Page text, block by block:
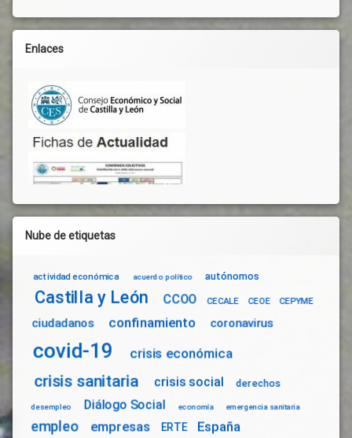
Enlaces
Nube de etiquetas
actividad económica acuerdo político autónomos
Castilla y León CCOO CECALE CEOE CEPYME
ciudadanos confinamiento coronavirus
covid-19 crisis económica
crisis sanitaria crisis social derechos
desempleo Diálogo Social economía emergencia sanitaria
empleo empresas ERTE España